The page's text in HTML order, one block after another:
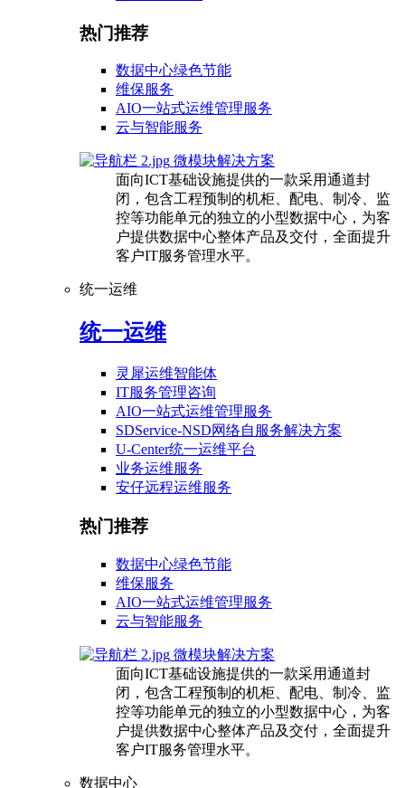
热门推荐
数据中心绿色节能
维保服务
AIO一站式运维管理服务
云与智能服务
微模块解决方案
面向ICT基础设施提供的一款采用通道封
闭，包含工程预制的机柜、配电、制冷、监
控等功能单元的独立的小型数据中心，为客
户提供数据中心整体产品及交付，全面提升
客户IT服务管理水平。
统一运维
统一运维
灵犀运维智能体
IT服务管理咨询
AIO一站式运维管理服务
SDService-NSD网络自服务解决方案
U-Center统一运维平台
业务运维服务
安仔远程运维服务
热门推荐
数据中心绿色节能
维保服务
AIO一站式运维管理服务
云与智能服务
微模块解决方案
面向ICT基础设施提供的一款采用通道封
闭，包含工程预制的机柜、配电、制冷、监
控等功能单元的独立的小型数据中心，为客
户提供数据中心整体产品及交付，全面提升
客户IT服务管理水平。
数据中心